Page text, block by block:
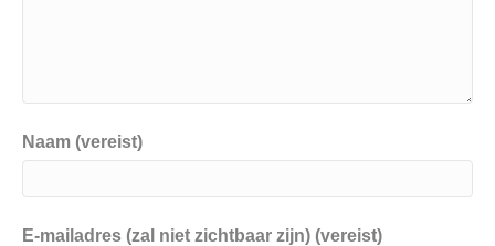
Naam (vereist)
E-mailadres (zal niet zichtbaar zijn) (vereist)